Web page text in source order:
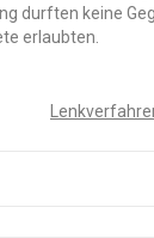
durften keine
erlaubten.